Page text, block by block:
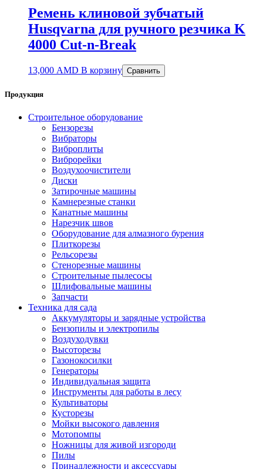
Ремень клиновой зубчатый
Husqvarna для ручного резчика K
4000 Cut-n-Break
13,000 AMD В корзину Сравнить
Продукция
Строительное оборудование
Бензорезы
Вибраторы
Виброплиты
Виброрейки
Воздухоочистители
Диски
Затирочные машины
Камнерезные станки
Канатные машины
Нарезчик швов
Оборудование для алмазного бурения
Плиткорезы
Рельсорезы
Стенорезные машины
Строительные пылесосы
Шлифовальные машины
Запчасти
Техника для сада
Аккумуляторы и зарядные устройства
Бензопилы и электропилы
Воздуходувки
Высоторезы
Газонокосилки
Генераторы
Индивидуальная защита
Инструменты для работы в лесу
Культиваторы
Кусторезы
Мойки высокого давления
Мотопомпы
Ножницы для живой изгороди
Пилы
Принадлежности и аксессуары